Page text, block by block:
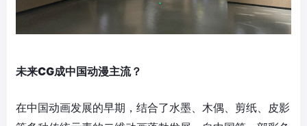
未来CG成中国动漫主流？
在中国动画发展的早期，结合了水墨、木偶、剪纸、皮影